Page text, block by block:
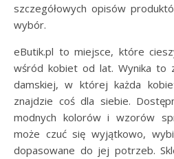
szczegółowych opisów
wybór.
eButik.pl to miejsce, które
wśród kobiet od lat. Wynika to
damskiej, w której każda
znajdzie coś dla siebie.
modnych kolorów i wzorów
może czuć się wyjątkowo,
dopasowane do jej potrzeb.